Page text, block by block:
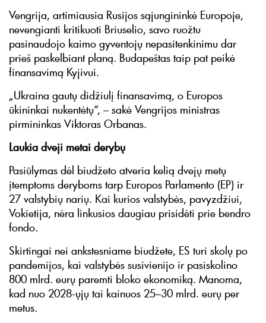
Vengrija, artimiausia Rusijos sąjungininkė Europoje,
nevengianti kritikuoti Briuselio, savo ruožtu
pasinaudojo kaimo gyventojų nepasitenkinimu dar
prieš paskelbiant planą. Budapeštas taip pat peikė
finansavimą Kyjivui.
„Ukraina gautų didžiulį finansavimą, o Europos
ūkininkai nukentėtų“, – sakė Vengrijos ministras
pirmininkas Viktoras Orbanas.
Laukia dveji metai derybų
Pasiūlymas dėl biudžeto atveria kelią dvejų metų
įtemptoms deryboms tarp Europos Parlamento (EP) ir
27 valstybių narių. Kai kurios valstybės, pavyzdžiui,
Vokietija, nėra linkusios daugiau prisidėti prie bendro
fondo.
Skirtingai nei ankstesniame biudžete, ES turi skolų po
pandemijos, kai valstybės susivienijo ir pasiskolino
800 mlrd. eurų paremti bloko ekonomiką. Manoma,
kad nuo 2028-ųjų tai kainuos 25–30 mlrd. eurų per
metus.